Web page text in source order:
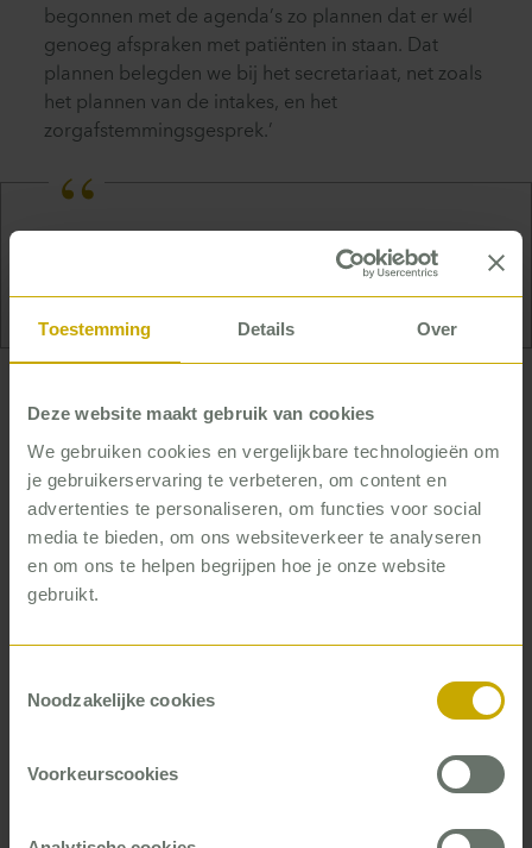
Toestemming Details Over
Deze website maakt gebruik van cookies
We gebruiken cookies en vergelijkbare technologieën om
je gebruikerservaring te verbeteren, om content en
advertenties te personaliseren, om functies voor social
media te bieden, om ons websiteverkeer te analyseren
en om ons te helpen begrijpen hoe je onze website
gebruikt.
Noodzakelijke cookies
Voorkeurscookies
begonnen met de agenda’s zo plannen dat er wél
genoeg afspraken met patiënten in staan. Dat
plannen belegden we bij het secretariaat, net zoals
het plannen van de intakes, en het
zorgafstemmingsgesprek.’
Het fijnste is dat ik dat nu allemaal los kan
laten, en bezig kan zijn met patiëntenzorg.
Tijd voor patiëntenzorg
Schouten: ‘Eerder deden wij al dat plannen zelf.
Maar het is heel tijdrovend. Het lukte ook niet altijd
even goed. Ik keek op vrijdag hoe de week erop
eruit zag, en ontdekte dan dat ik nog niet alle
afspraken had gemaakt. Dan ging ik de kliniek in,
op zoek naar mijn patiënt om alsnog een afspraak
voor elke patiënt een therapieprogramma